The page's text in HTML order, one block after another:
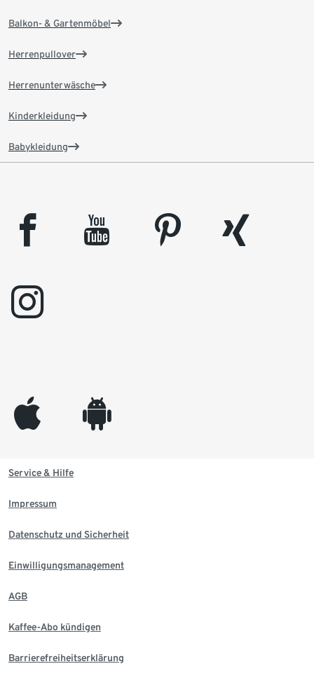
Balkon- & Gartenmöbel
Herrenpullover
Herrenunterwäsche
Kinderkleidung
Babykleidung
facebook youtube pinterest
xing
instagram
appleinc android
Service & Hilfe
Impressum
Datenschutz und Sicherheit
Einwilligungsmanagement
AGB
Kaffee-Abo kündigen
Barrierefreiheitserklärung